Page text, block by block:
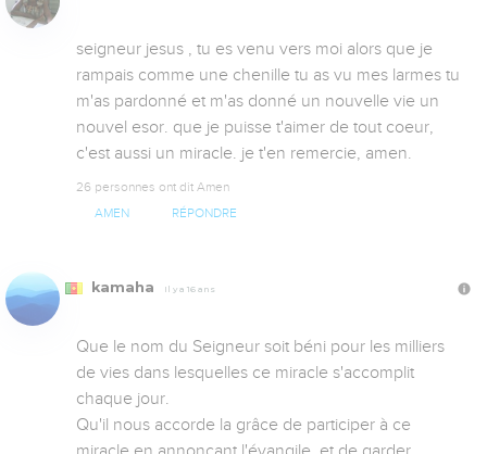
seigneur jesus , tu es venu vers moi alors que je
rampais comme une chenille tu as vu mes larmes tu
m'as pardonné et m'as donné un nouvelle vie un
nouvel esor. que je puisse t'aimer de tout coeur,
c'est aussi un miracle. je t'en remercie, amen.
26 personnes ont dit Amen
AMEN RÉPONDRE
kamaha Il y a 16 ans
Que le nom du Seigneur soit béni pour les milliers
de vies dans lesquelles ce miracle s'accomplit
chaque jour.
Qu'il nous accorde la grâce de participer à ce